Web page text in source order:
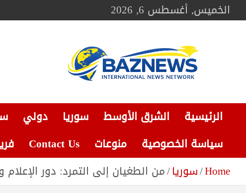
Skip
to الخميس, أغسطس 6, 2026
شبكة باز الإخبارية
الرئيسية الشرق الأوسط سوريا دولي
سياسة الخصوصية
منوعات Contact Us
Home سوريا من الطغيان إلى التمرد: دور